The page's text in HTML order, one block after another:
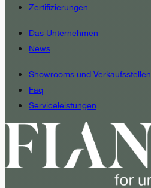
Zertifizierungen
Das Unternehmen
News
Showrooms und Verkaufsstellen
Faq
Serviceleistungen